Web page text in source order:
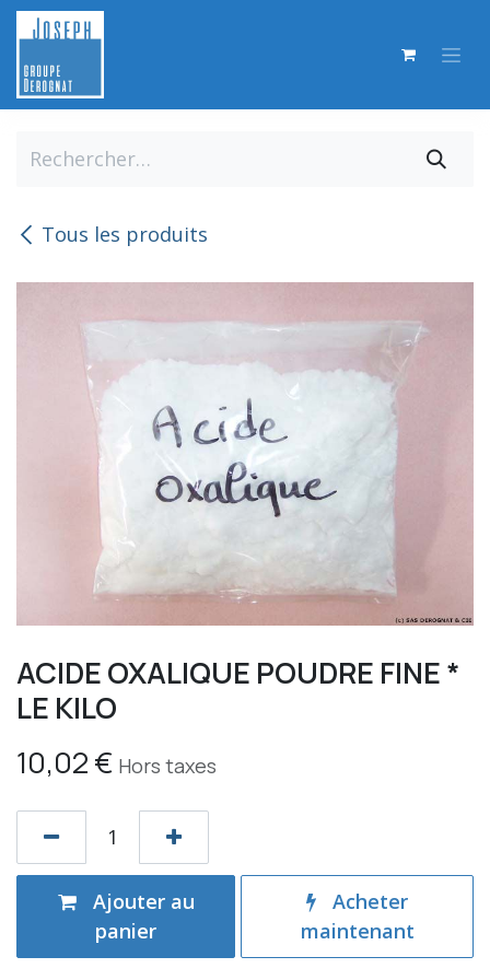
Se rendre au contenu
Tous les produits
ACIDE OXALIQUE POUDRE FINE *
LE KILO
10,02€ Hors taxes
Ajouter au
panier
Acheter
maintenant